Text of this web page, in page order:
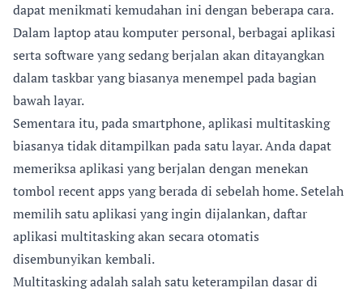
dapat menikmati kemudahan ini dengan beberapa cara.
Dalam laptop atau komputer personal, berbagai aplikasi
serta software yang sedang berjalan akan ditayangkan
dalam taskbar yang biasanya menempel pada bagian
bawah layar.
Sementara itu, pada smartphone, aplikasi multitasking
biasanya tidak ditampilkan pada satu layar. Anda dapat
memeriksa aplikasi yang berjalan dengan menekan
tombol recent apps yang berada di sebelah home. Setelah
memilih satu aplikasi yang ingin dijalankan, daftar
aplikasi multitasking akan secara otomatis
disembunyikan kembali.
Multitasking adalah salah satu keterampilan dasar di